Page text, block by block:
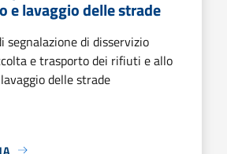
e lavaggio delle strade
segnalazione di disservizio
e trasporto dei rifiuti e allo
delle strade